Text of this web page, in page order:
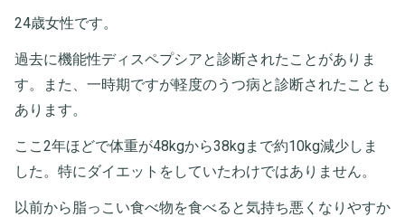
24歳女性です。
過去に機能性ディスペプシアと診断されたことがありま
す。また、一時期ですが軽度のうつ病と診断されたことも
あります。
ここ2年ほどで体重が48kgから38kgまで約10kg減少しま
した。特にダイエットをしていたわけではありません。
以前から脂っこい食べ物を食べると気持ち悪くなりやすか